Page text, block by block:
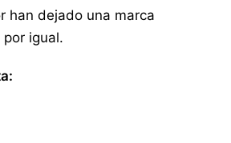
han dejado una marca
igual.